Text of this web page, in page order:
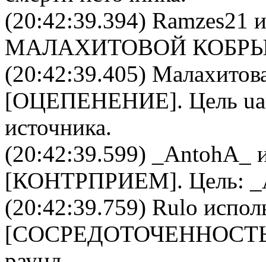
(20:42:39.394) Ramzes21
МАЛАХИТОВОЙ
(20:42:39.405)
[ОЦЕПЕНЕНИЕ]. Цель
источника.
(20:42:39.599)
_AntohA_
[КОНТРПРИЕМ]. Цель:
(20:42:39.759) Rulo
[